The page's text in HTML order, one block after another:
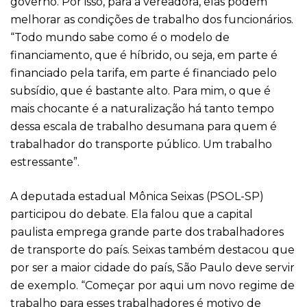
melhorar as condições de trabalho dos funcionários.
“Todo mundo sabe como é o modelo de
financiamento, que é híbrido, ou seja, em parte é
financiado pela tarifa, em parte é financiado pelo
subsídio, que é bastante alto. Para mim, o que é
mais chocante é a naturalização há tanto tempo
dessa escala de trabalho desumana para quem é
trabalhador do transporte público. Um trabalho
estressante”.
A deputada estadual Mônica Seixas (PSOL-SP)
participou do debate. Ela falou que a capital
paulista emprega grande parte dos trabalhadores
de transporte do país. Seixas também destacou que
por ser a maior cidade do país, São Paulo deve servir
de exemplo. “Começar por aqui um novo regime de
trabalho para esses trabalhadores é motivo de